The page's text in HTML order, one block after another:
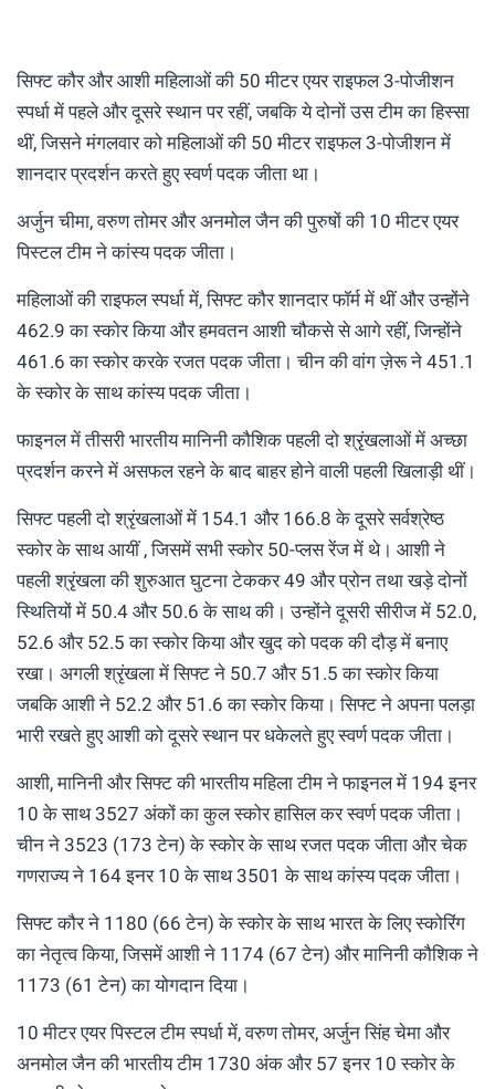
सिफ्ट कौर और आशी महिलाओं की 50 मीटर एयर राइफल 3-पोजीशन
स्पर्धा में पहले और दूसरे स्थान पर रहीं, जबकि ये दोनों उस टीम का हिस्सा
थीं, जिसने मंगलवार को महिलाओं की 50 मीटर राइफल 3-पोजीशन में
शानदार प्रदर्शन करते हुए स्वर्ण पदक जीता था।
अर्जुन चीमा, वरुण तोमर और अनमोल जैन की पुरुषों की 10 मीटर एयर
पिस्टल टीम ने कांस्य पदक जीता।
महिलाओं की राइफल स्पर्धा में, सिफ्ट कौर शानदार फॉर्म में थीं और उन्होंने
462.9 का स्कोर किया और हमवतन आशी चौकसे से आगे रहीं, जिन्होंने
461.6 का स्कोर करके रजत पदक जीता। चीन की वांग ज़ेरू ने 451.1
के स्कोर के साथ कांस्य पदक जीता।
फाइनल में तीसरी भारतीय मानिनी कौशिक पहली दो श्रृंखलाओं में अच्छा
प्रदर्शन करने में असफल रहने के बाद बाहर होने वाली पहली खिलाड़ी थीं।
सिफ्ट पहली दो श्रृंखलाओं में 154.1 और 166.8 के दूसरे सर्वश्रेष्ठ
स्कोर के साथ आयीं , जिसमें सभी स्कोर 50-प्लस रेंज में थे। आशी ने
पहली श्रृंखला की शुरुआत घुटना टेककर 49 और प्रोन तथा खड़े दोनों
स्थितियों में 50.4 और 50.6 के साथ की। उन्होंने दूसरी सीरीज में 52.0,
52.6 और 52.5 का स्कोर किया और खुद को पदक की दौड़ में बनाए
रखा। अगली श्रृंखला में सिफ्ट ने 50.7 और 51.5 का स्कोर किया
जबकि आशी ने 52.2 और 51.6 का स्कोर किया। सिफ्ट ने अपना पलड़ा
भारी रखते हुए आशी को दूसरे स्थान पर धकेलते हुए स्वर्ण पदक जीता।
आशी, मानिनी और सिफ्ट की भारतीय महिला टीम ने फाइनल में 194 इनर
10 के साथ 3527 अंकों का कुल स्कोर हासिल कर स्वर्ण पदक जीता।
चीन ने 3523 (173 टेन) के स्कोर के साथ रजत पदक जीता और चेक
गणराज्य ने 164 इनर 10 के साथ 3501 के साथ कांस्य पदक जीता।
सिफ्ट कौर ने 1180 (66 टेन) के स्कोर के साथ भारत के लिए स्कोरिंग
का नेतृत्व किया, जिसमें आशी ने 1174 (67 टेन) और मानिनी कौशिक ने
1173 (61 टेन) का योगदान दिया।
10 मीटर एयर पिस्टल टीम स्पर्धा में, वरुण तोमर, अर्जुन सिंह चेमा और
अनमोल जैन की भारतीय टीम 1730 अंक और 57 इनर 10 स्कोर के